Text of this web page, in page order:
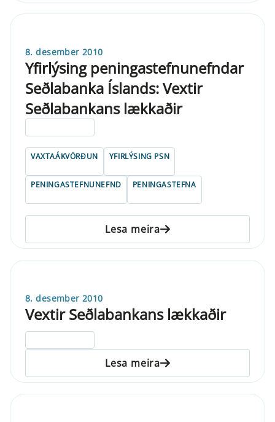
8. desember 2010
Yfirlýsing peningastefnunefndar
Seðlabanka Íslands: Vextir
Seðlabankans lækkaðir
VAXTAÁKVÖRÐUN YFIRLÝSING PSN
PENINGASTEFNUNEFND PENINGASTEFNA
Lesa meira
8. desember 2010
Vextir Seðlabankans lækkaðir
Lesa meira